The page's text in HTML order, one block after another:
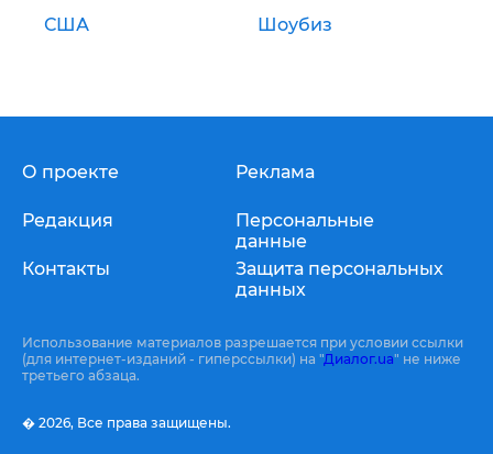
США Шоубиз
О проекте
Редакция
Контакты
Реклама
Персональные
данные
Защита персональных
данных
Использование материалов разрешается при условии ссылки
(для интернет-изданий - гиперссылки) на "Диалог.ua" не ниже
третьего абзаца.
� 2026, Все права защищены.